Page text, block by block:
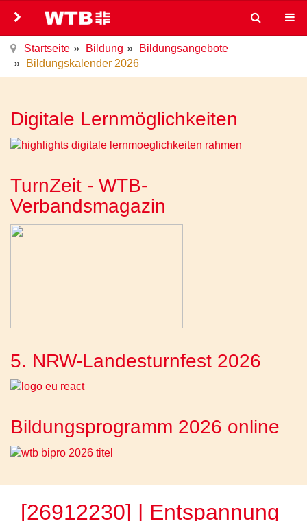
Startseite Bildung
Bildungsangebote
Bildungskalender 2026
Digitale Lernmöglichkeiten
TurnZeit - WTB-
Verbandsmagazin
5. NRW-Landesturnfest 2026
Bildungsprogramm 2026 online
[26912230] | Entspannung